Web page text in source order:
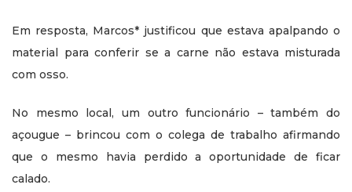
Em resposta, Marcos* justificou que estava apalpando o
material para conferir se a carne não estava misturada
com osso.
No mesmo local, um outro funcionário – também do
açougue – brincou com o colega de trabalho afirmando
que o mesmo havia perdido a oportunidade de ficar
calado.